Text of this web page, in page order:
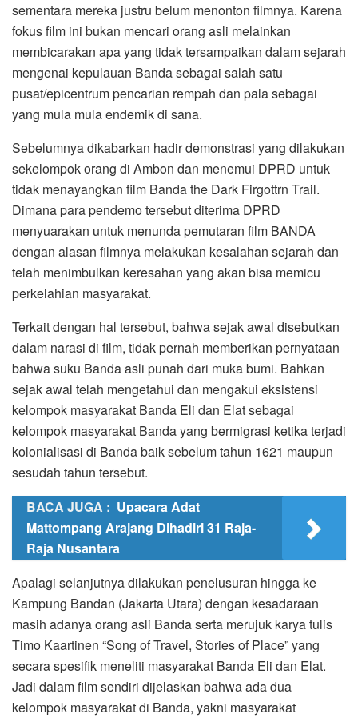
sementara mereka justru belum menonton filmnya. Karena
fokus film ini bukan mencari orang asli melainkan
membicarakan apa yang tidak tersampaikan dalam sejarah
mengenai kepulauan Banda sebagai salah satu
pusat/epicentrum pencarian rempah dan pala sebagai
yang mula mula endemik di sana.
Sebelumnya dikabarkan hadir demonstrasi yang dilakukan
sekelompok orang di Ambon dan menemui DPRD untuk
tidak menayangkan film Banda the Dark Firgottrn Trail.
Dimana para pendemo tersebut diterima DPRD
menyuarakan untuk menunda pemutaran film BANDA
dengan alasan filmnya melakukan kesalahan sejarah dan
telah menimbulkan keresahan yang akan bisa memicu
perkelahian masyarakat.
Terkait dengan hal tersebut, bahwa sejak awal disebutkan
dalam narasi di film, tidak pernah memberikan pernyataan
bahwa suku Banda asli punah dari muka bumi. Bahkan
sejak awal telah mengetahui dan mengakui eksistensi
kelompok masyarakat Banda Eli dan Elat sebagai
kelompok masyarakat Banda yang bermigrasi ketika terjadi
kolonialisasi di Banda baik sebelum tahun 1621 maupun
sesudah tahun tersebut.
BACA JUGA : Upacara Adat
Mattompang Arajang Dihadiri 31 Raja-
Raja Nusantara
Apalagi selanjutnya dilakukan penelusuran hingga ke
Kampung Bandan (Jakarta Utara) dengan kesadaraan
masih adanya orang asli Banda serta merujuk karya tulis
Timo Kaartinen “Song of Travel, Stories of Place” yang
secara spesifik meneliti masyarakat Banda Eli dan Elat.
Jadi dalam film sendiri dijelaskan bahwa ada dua
kelompok masyarakat di Banda, yakni masyarakat